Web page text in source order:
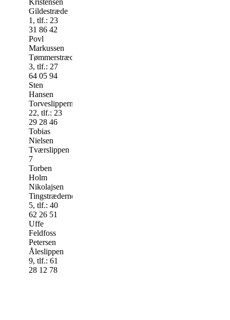
Gildestræde
1, tlf.: 23
31 86 42
Povl
Markussen
Tømmerstræde
3, tlf.: 27
64 05 94
Sten
Hansen
Torveslipperne
22, tlf.: 23
29 28 46
Tobias
Nielsen
Tværslippen
7
Torben
Holm
Nikolajsen
Tingstræderne
5, tlf.: 40
62 26 51
Uffe
Feldfoss
Petersen
Åleslippen
9, tlf.: 61
28 12 78